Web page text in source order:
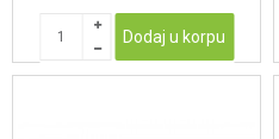
Dodaj u korpu